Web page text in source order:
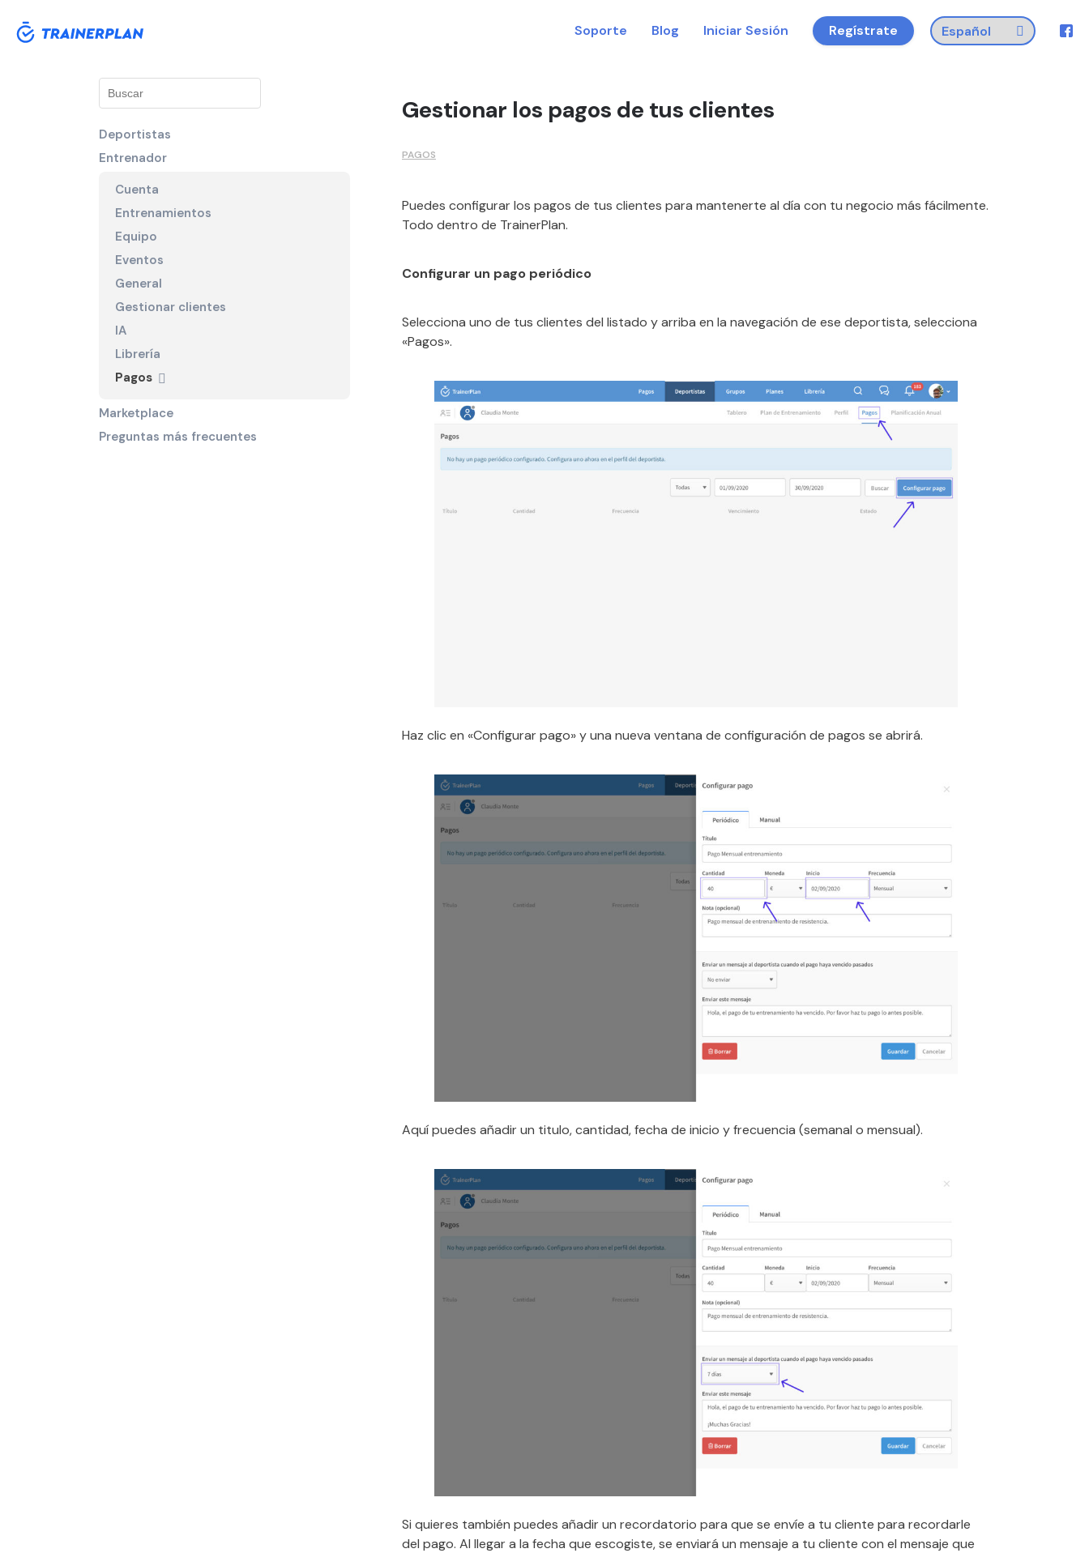
Regístrate
Iniciar Sesión
Blog
Soporte
Gestionar los pagos de tus clientes
PAGOS
Puedes configurar los pagos de tus clientes para mantenerte al día con tu negocio más fácilmente.
Todo dentro de TrainerPlan.
Configurar un pago periódico
Selecciona uno de tus clientes del listado y arriba en la navegación de ese deportista, selecciona
«Pagos».
Haz clic en «Configurar pago» y una nueva ventana de configuración de pagos se abrirá.
Aquí puedes añadir un titulo, cantidad, fecha de inicio y frecuencia (semanal o mensual).
Si quieres también puedes añadir un recordatorio para que se envíe a tu cliente para recordarle
del pago. Al llegar a la fecha que escogiste, se enviará un mensaje a tu cliente con el mensaje que
Deportistas
Entrenador
Cuenta
Entrenamientos
Equipo
Eventos
General
Gestionar clientes
IA
Librería
Pagos
Marketplace
Preguntas más frecuentes